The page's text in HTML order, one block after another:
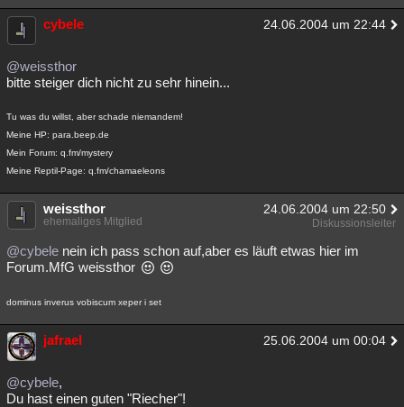
cybele 24.06.2004 um 22:44
@weissthor
bitte steiger dich nicht zu sehr hinein...
Tu was du willst, aber schade niemandem!
Meine HP: para.beep.de
Mein Forum: q.fm/mystery
Meine Reptil-Page: q.fm/chamaeleons
weissthor 24.06.2004 um 22:50
ehemaliges Mitglied Diskussionsleiter
@cybele nein ich pass schon auf,aber es läuft etwas hier im
Forum.MfG weissthor
dominus inverus vobiscum xeper i set
jafrael 25.06.2004 um 00:04
@cybele,
Du hast einen guten "Riecher"!